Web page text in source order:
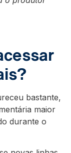
bastante,
maior
durante o